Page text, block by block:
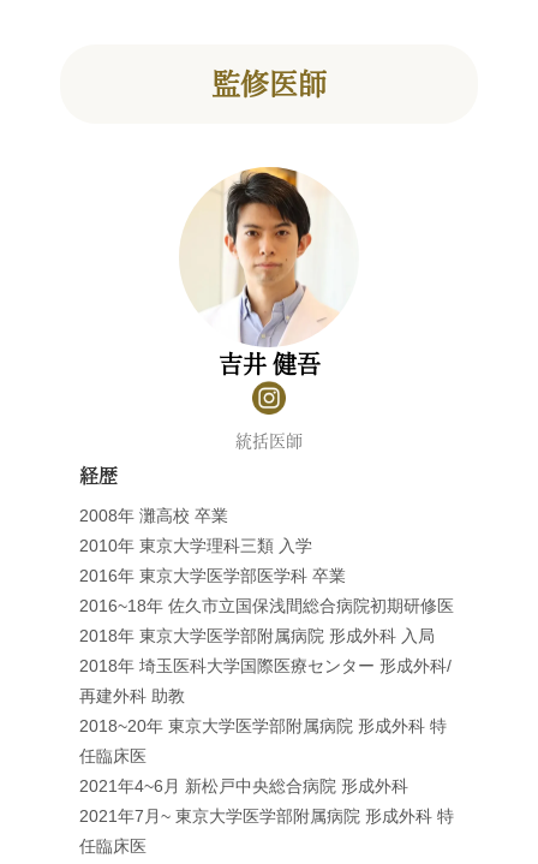
監修医師
吉井 健吾
統括医師
経歴
2008年 灘高校 卒業
2010年 東京大学理科三類 入学
2016年 東京大学医学部医学科 卒業
2016~18年 佐久市立国保浅間総合病院初期研修医
2018年 東京大学医学部附属病院 形成外科 入局
2018年 埼玉医科大学国際医療センター 形成外科/
再建外科 助教
2018~20年 東京大学医学部附属病院 形成外科 特
任臨床医
2021年4~6月 新松戸中央総合病院 形成外科
2021年7月~ 東京大学医学部附属病院 形成外科 特
任臨床医